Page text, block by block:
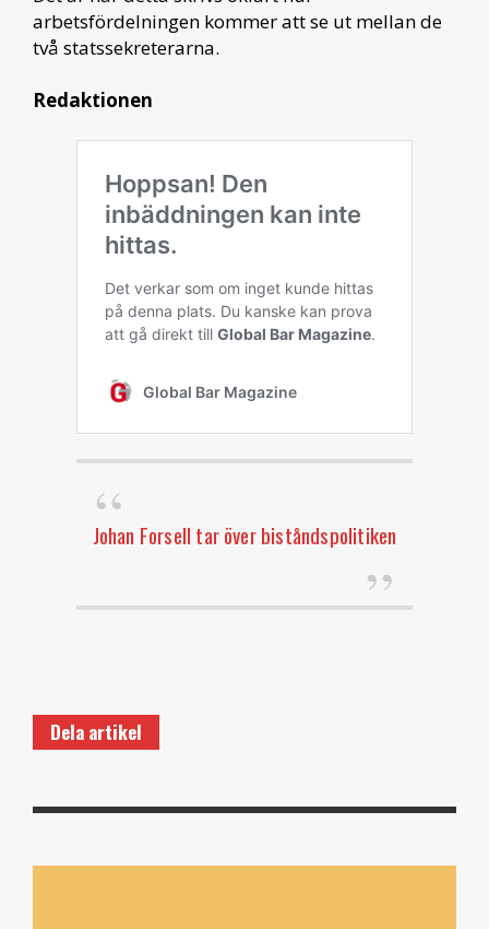
arbetsfördelningen kommer att se ut mellan de
två statssekreterarna.
Redaktionen
Johan Forsell tar över biståndspolitiken
Dela artikel